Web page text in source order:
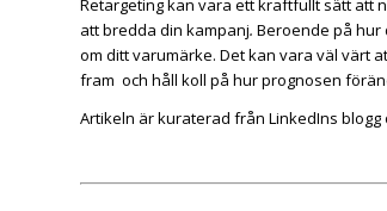
Retargeting kan vara ett kraftfullt sätt att
att bredda din kampanj. Beroende på
om ditt varumärke. Det kan vara väl värt
fram och håll koll på hur prognosen
Artikeln är kuraterad från LinkedIns blogg